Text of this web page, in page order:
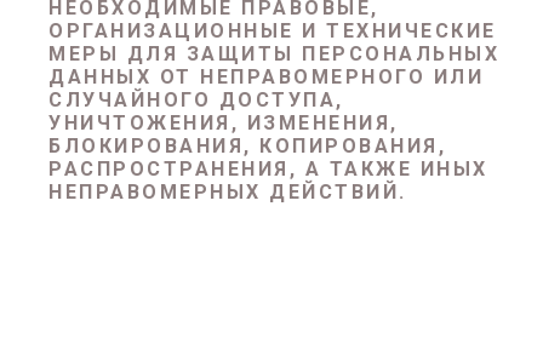
НЕОБХОДИМЫЕ ПРАВОВЫЕ,
ОРГАНИЗАЦИОННЫЕ И ТЕХНИЧЕСКИЕ
МЕРЫ ДЛЯ ЗАЩИТЫ ПЕРСОНАЛЬНЫХ
ДАННЫХ ОТ НЕПРАВОМЕРНОГО ИЛИ
СЛУЧАЙНОГО ДОСТУПА,
УНИЧТОЖЕНИЯ, ИЗМЕНЕНИЯ,
БЛОКИРОВАНИЯ, КОПИРОВАНИЯ,
РАСПРОСТРАНЕНИЯ, А ТАКЖЕ ИНЫХ
НЕПРАВОМЕРНЫХ ДЕЙСТВИЙ.